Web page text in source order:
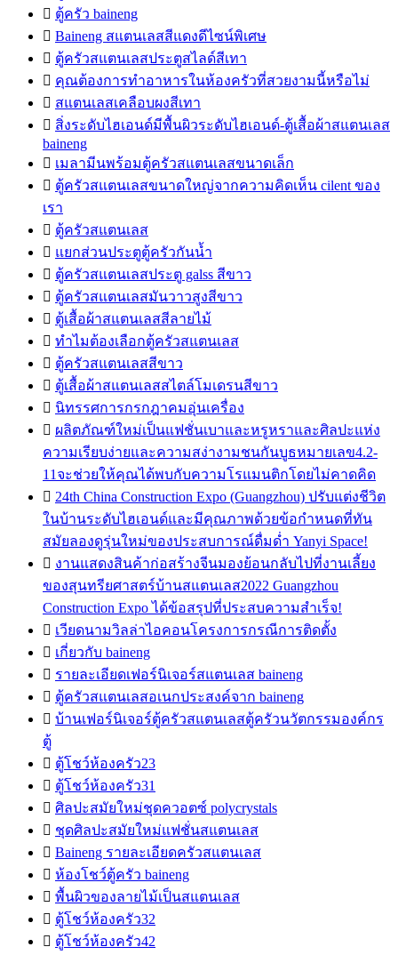
 ตู้ครัว baineng
 Baineng สแตนเลสสีแดงดีไซน์พิเศษ
 ตู้ครัวสแตนเลสประตูสไลด์สีเทา
 คุณต้องการทำอาหารในห้องครัวที่สวยงามนี้หรือไม่
 สแตนเลสเคลือบผงสีเทา
 สิ่งระดับไฮเอนด์มีพื้นผิวระดับไฮเอนด์-ตู้เสื้อผ้าสแตนเลส
baineng
 เมลามีนพร้อมตู้ครัวสแตนเลสขนาดเล็ก
 ตู้ครัวสแตนเลสขนาดใหญ่จากความคิดเห็น cilent ของ
เรา
 ตู้ครัวสแตนเลส
 แยกส่วนประตูตู้ครัวกันน้ำ
 ตู้ครัวสแตนเลสประตู galss สีขาว
 ตู้ครัวสแตนเลสมันวาวสูงสีขาว
 ตู้เสื้อผ้าสแตนเลสสีลายไม้
 ทำไมต้องเลือกตู้ครัวสแตนเลส
 ตู้ครัวสแตนเลสสีขาว
 ตู้เสื้อผ้าสแตนเลสสไตล์โมเดรนสีขาว
 นิทรรศการกรกฎาคมอุ่นเครื่อง
 ผลิตภัณฑ์ใหม่เป็นแฟชั่นเบาและหรูหราและศิลปะแห่ง
ความเรียบง่ายและความสง่างามชนกันบูธหมายเลข4.2-
11จะช่วยให้คุณได้พบกับความโรแมนติกโดยไม่คาดคิด
 24th China Construction Expo (Guangzhou) ปรับแต่งชีวิต
ในบ้านระดับไฮเอนด์และมีคุณภาพด้วยข้อกำหนดที่ทัน
สมัยลองดูรุ่นใหม่ของประสบการณ์ดื่มด่ำ Yanyi Space!
 งานแสดงสินค้าก่อสร้างจีนมองย้อนกลับไปที่งานเลี้ยง
ของสุนทรียศาสตร์บ้านสแตนเลส2022 Guangzhou
Construction Expo ได้ข้อสรุปที่ประสบความสำเร็จ!
 เวียดนามวิลล่าไอคอนโครงการกรณีการติดตั้ง
 เกี่ยวกับ baineng
 รายละเอียดเฟอร์นิเจอร์สแตนเลส baineng
 ตู้ครัวสแตนเลสอเนกประสงค์จาก baineng
 บ้านเฟอร์นิเจอร์ตู้ครัวสแตนเลสตู้ครัวนวัตกรรมองค์กร
ตู้
 ตู้โชว์ห้องครัว23
 ตู้โชว์ห้องครัว31
 ศิลปะสมัยใหม่ชุดควอตซ์ polycrystals
 ชุดศิลปะสมัยใหม่แฟชั่นสแตนเลส
 Baineng รายละเอียดครัวสแตนเลส
 ห้องโชว์ตู้ครัว baineng
 พื้นผิวของลายไม้เป็นสแตนเลส
 ตู้โชว์ห้องครัว32
 ตู้โชว์ห้องครัว42